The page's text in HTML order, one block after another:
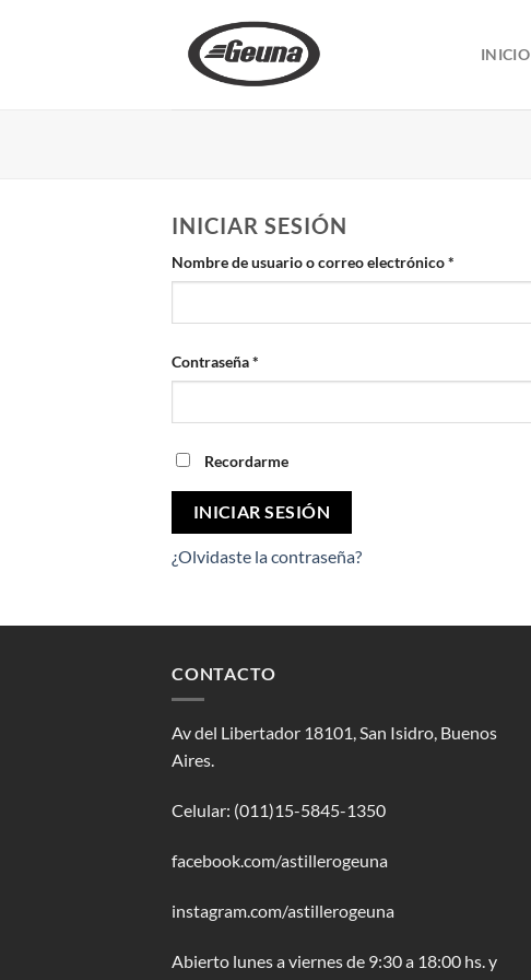
INICIO
INICIAR SESIÓN
Nombre de usuario o correo electrónico*
Contraseña*
Recordarme
INICIAR SESIÓN
¿Olvidaste la contraseña?
CONTACTO
Av del Libertador 18101, San Isidro, Buenos
Aires.
Celular: (011)15-5845-1350
facebook.com/astillerogeuna
instagram.com/astillerogeuna
Abierto lunes a viernes de 9:30 a 18:00 hs. y